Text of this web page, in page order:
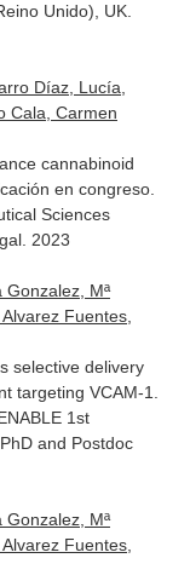
Unido), UK.
Díaz, Lucía,
Cala, Carmen
cannabinoid
en congreso.
Sciences
2023
Mª
Fuentes,
selective delivery
targeting VCAM-1.
1st
and Postdoc
Mª
Fuentes,